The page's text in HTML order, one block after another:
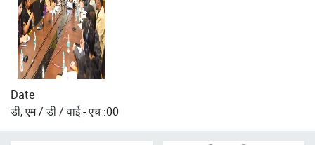
Date
डी, एम / डी / वाई - एच :00